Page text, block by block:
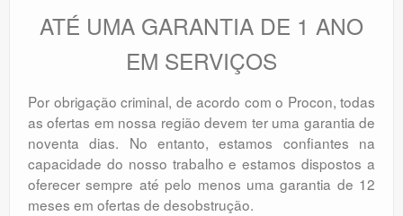
ATÉ UMA GARANTIA DE 1 ANO
EM SERVIÇOS
Por obrigação criminal, de acordo com o Procon, todas
as ofertas em nossa região devem ter uma garantia de
noventa dias. No entanto, estamos confiantes na
capacidade do nosso trabalho e estamos dispostos a
oferecer sempre até pelo menos uma garantia de 12
meses em ofertas de desobstrução.